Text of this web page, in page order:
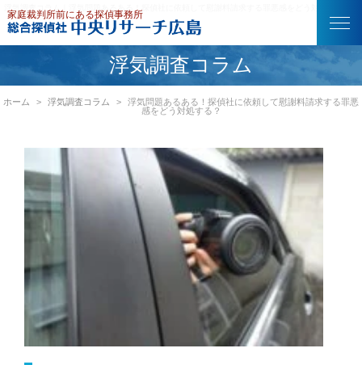
浮気調査コラム
ホーム 浮気調査コラム
浮気問題あるある！探偵社に依頼して慰謝料請求する罪悪
感をどう対処する？